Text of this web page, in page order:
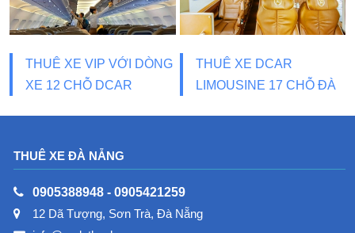
THUÊ XE VIP VỚI DÒNG
XE 12 CHỖ DCAR
THUÊ XE DCAR
LIMOUSINE 17 CHỖ ĐÀ
THUÊ XE ĐÀ NẴNG
0905388948 - 0905421259
12 Dã Tượng, Sơn Trà, Đà Nẵng